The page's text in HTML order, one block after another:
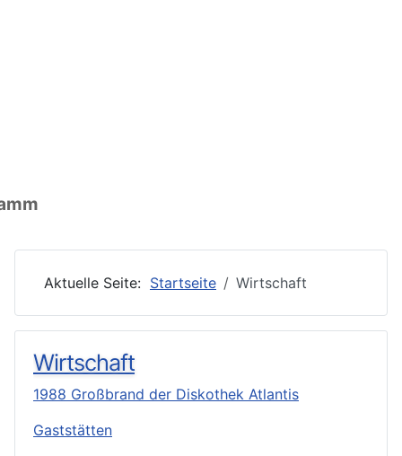
Aktuelle Seite: Startseite Wirtschaft
Wirtschaft
1988 Großbrand der Diskothek Atlantis
Gaststätten